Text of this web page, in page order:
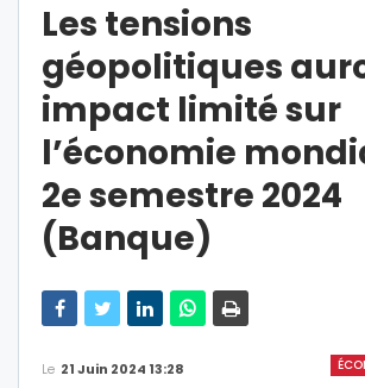
Les tensions
géopolitiques
impact limité sur
l’économie
2e semestre 2024
(Banque)
Le 21 Juin 2024 13:28